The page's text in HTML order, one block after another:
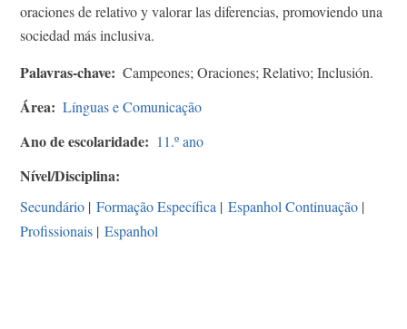
oraciones de relativo y valorar las diferencias, promoviendo una
sociedad más inclusiva.
Palavras-chave Campeones; Oraciones; Relativo; Inclusión.
Área Línguas e Comunicação
Ano de escolaridade 11.º ano
Nível/Disciplina
Secundário | Formação Específica | Espanhol Continuação |
Profissionais | Espanhol